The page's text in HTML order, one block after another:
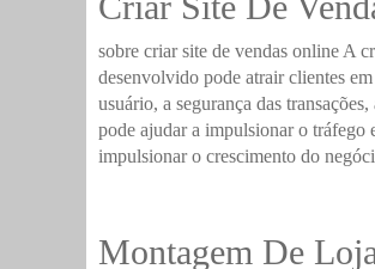
sobre criar site de vendas online A
desenvolvido pode atrair clientes
usuário, a segurança das
pode ajudar a impulsionar o tráfego
impulsionar o crescimento do
Montagem De